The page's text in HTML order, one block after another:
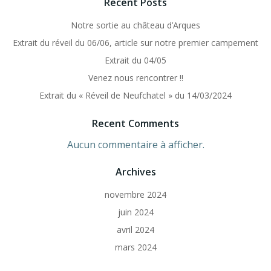
Notre sortie au château d’Arques
Extrait du réveil du 06/06, article sur notre premier campement
Extrait du 04/05
Venez nous rencontrer !!
Extrait du « Réveil de Neufchatel » du 14/03/2024
Recent Comments
Aucun commentaire à afficher.
Archives
novembre 2024
juin 2024
avril 2024
mars 2024